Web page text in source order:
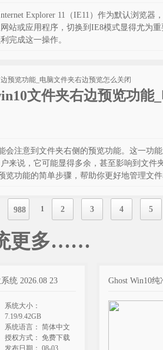
Explorer 11（IE11）作为默认浏览
站或应用程序，切换到IE8模式显得尤为
完成这一操作。
文件夹右边预览功能
会注意到文件夹右侧的预览功能。这一功
来说，它可能显得多余，甚至影响到文件
览功能的简单步骤，帮助你更好地管理文
988 1 2 3 4 5
更多……
统 2026.08 23
系统大小：
7.19/9.42GB
系统语言： 简体中文
授权方式： 免费下载
发布日期： 08-03
Ghost Win10